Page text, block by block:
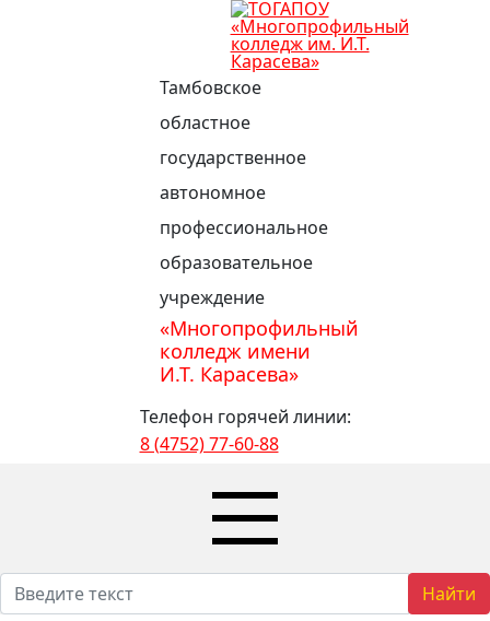
Тамбовское
областное
государственное
автономное
профессиональное
образовательное
учреждение
«Многопрофильный
колледж имени
И.Т. Карасева»
Телефон горячей линии:
8 (4752) 77-60-88
Найти